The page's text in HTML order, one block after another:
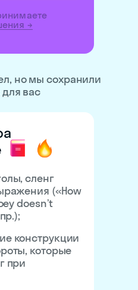
но мы сохранили
вас
сленг
(«How
doesn’t
конструкции
которые
при
→